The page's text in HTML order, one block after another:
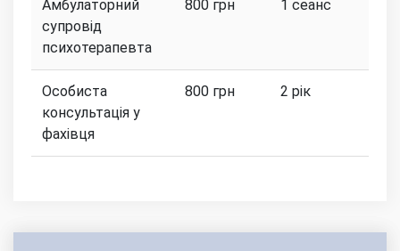
Амбулаторний
супровід
психотерапевта
800 грн 1 сеанс
Особиста
консультація у
фахівця
800 грн 2 рік